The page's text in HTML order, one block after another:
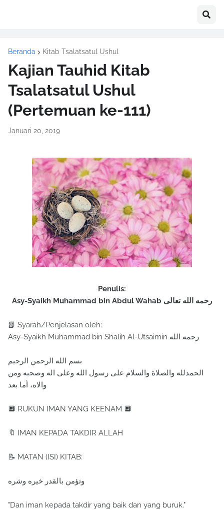
Beranda Kitab Tsalatsatul Ushul
Kajian Tauhid Kitab
Tsalatsatul Ushul
(Pertemuan ke-111)
Januari 20, 2019
Penulis:
Asy-Syaikh Muhammad bin Abdul Wahab رحمه الله تعالى
📗 Syarah/Penjelasan oleh:
Asy-Syaikh Muhammad bin Shalih Al-Utsaimin رحمه الله
بسم الله الرحمن الرحيم
الحمدلله والصلاة والسلام على رسول الله وعلى اله وصحبه ومن
والاه، أما بعد
🔲 RUKUN IMAN YANG KEENAM 🔲
🔖 IMAN KEPADA TAKDIR ALLAH
📝 MATAN (ISI) KITAB:
وتؤمن بالقدر خيره وشره
"Dan iman kepada takdir yang baik dan yang buruk."